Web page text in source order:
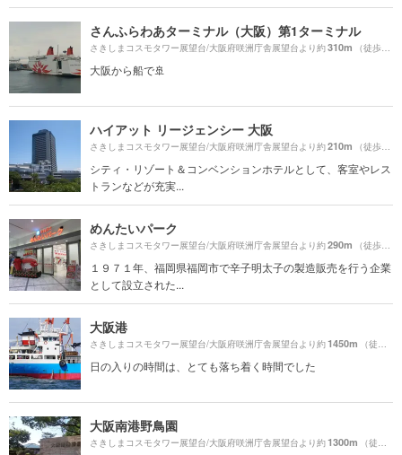
さんふらわあターミナル（大阪）第1ターミナル
さきしまコスモタワー展望台/大阪府咲洲庁舎展望台より約310m （徒歩6分）
大阪から船で🚢
ハイアット リージェンシー 大阪
さきしまコスモタワー展望台/大阪府咲洲庁舎展望台より約210m （徒歩4分）
シティ・リゾート＆コンベンションホテルとして、客室やレス
トランなどが充実...
めんたいパーク
さきしまコスモタワー展望台/大阪府咲洲庁舎展望台より約290m （徒歩5分）
１９７１年、福岡県福岡市で辛子明太子の製造販売を行う企業
として設立された...
大阪港
さきしまコスモタワー展望台/大阪府咲洲庁舎展望台より約1450m （徒歩25分）
日の入りの時間は、とても落ち着く時間でした
大阪南港野鳥園
さきしまコスモタワー展望台/大阪府咲洲庁舎展望台より約1300m （徒歩22分）